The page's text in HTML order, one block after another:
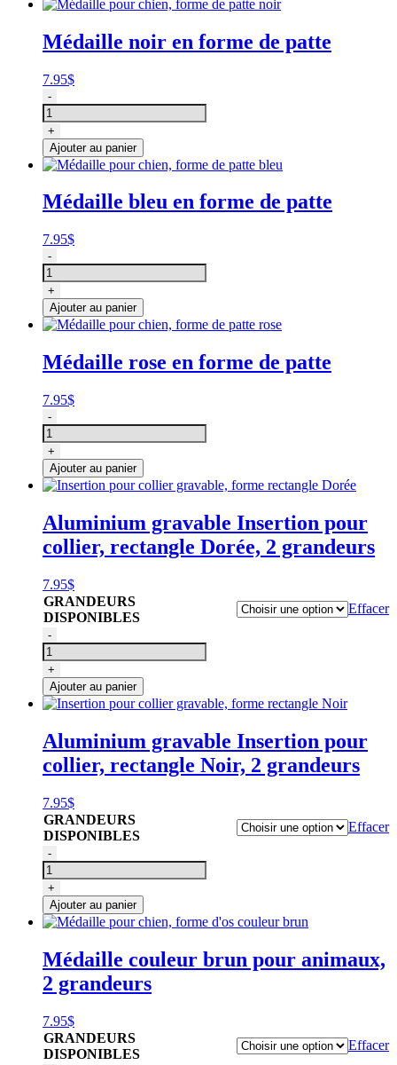
forme
patte
Médaille noir en forme de patte
7.95$
quantité
de
Médaille
pour
chien,
forme
patte
-
+
Ajouter au panier
Médaille bleu en forme de patte
7.95$
quantité
de
Médaille
pour
chien,
forme
patte
-
+
Ajouter au panier
Médaille rose en forme de patte
7.95$
quantité
de
Médaille
pour
chien,
forme
patte
rose
-
+
Ajouter au panier
Aluminium gravable Insertion pour
collier, rectangle Dorée, 2 grandeurs
7.95$
GRANDEURS
DISPONIBLES
Effacer
quantité
de
Insertion
pour
collier
gravable,
rectangle
Dorée
-
+
Ajouter au panier
Aluminium gravable Insertion pour
collier, rectangle Noir, 2 grandeurs
7.95$
GRANDEURS
DISPONIBLES
Effacer
quantité
de
Insertion
pour
collier
gravable,
rectangle
Noir
-
+
Ajouter au panier
Médaille couleur brun pour animaux,
2 grandeurs
7.95$
GRANDEURS
DISPONIBLES
Effacer